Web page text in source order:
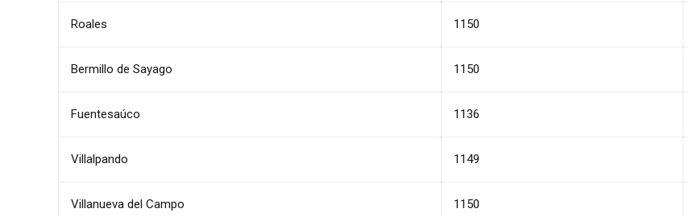
Roales 1150
Bermillo de Sayago 1150
Fuentesaúco 1136
Villalpando 1149
Villanueva del Campo 1150